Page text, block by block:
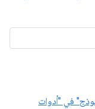
في "أدوات